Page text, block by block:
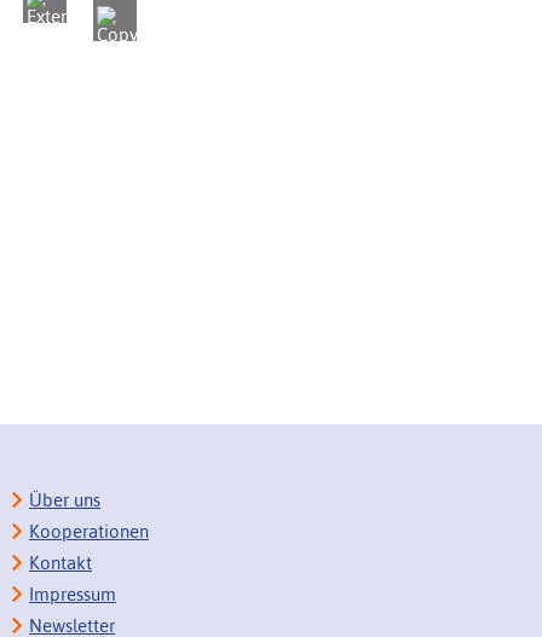
Über uns
Kooperationen
Kontakt
Impressum
Newsletter